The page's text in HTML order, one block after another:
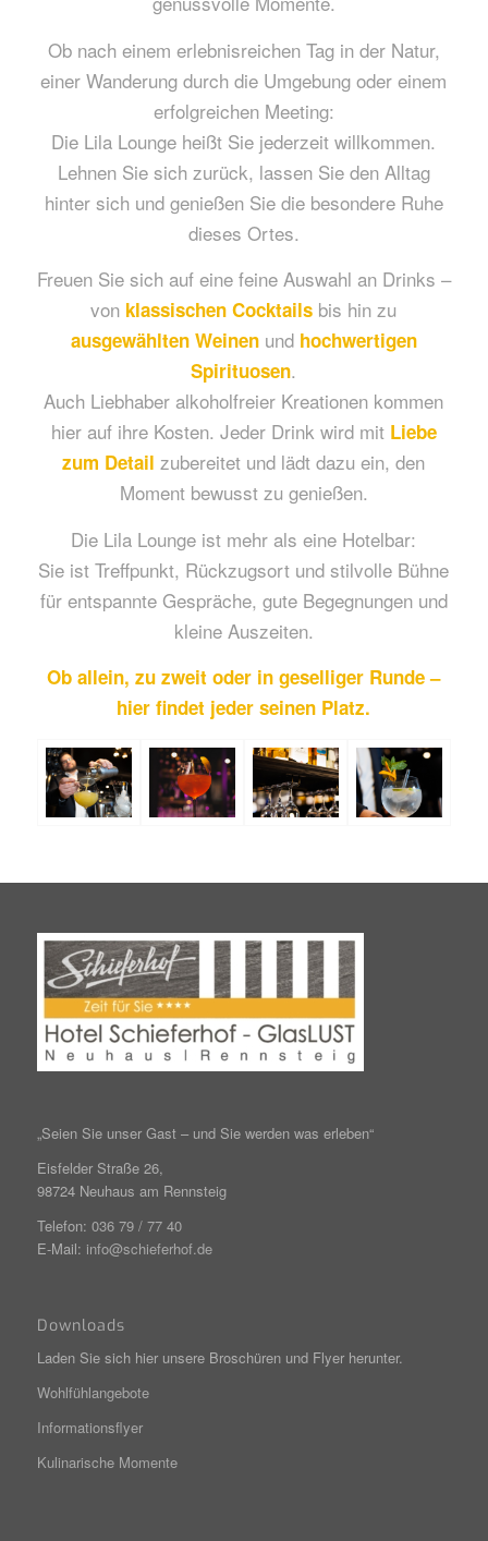
Ob nach einem erlebnisreichen Tag in der Natur,
einer Wanderung durch die Umgebung oder einem
erfolgreichen Meeting:
Die Lila Lounge heißt Sie jederzeit willkommen.
Lehnen Sie sich zurück, lassen Sie den Alltag
hinter sich und genießen Sie die besondere Ruhe
dieses Ortes.
Freuen Sie sich auf eine feine Auswahl an Drinks –
von klassischen Cocktails bis hin zu
ausgewählten Weinenundhochwertigen
Spirituosen.
Auch Liebhaber alkoholfreier Kreationen kommen
hier auf ihre Kosten. Jeder Drink wird mitLiebe
zum Detail zubereitet und lädt dazu ein, den
Moment bewusst zu genießen.
Die Lila Lounge ist mehr als eine Hotelbar:
Sie ist Treffpunkt, Rückzugsort und stilvolle Bühne
für entspannte Gespräche, gute Begegnungen und
kleine Auszeiten.
Ob allein, zu zweit oder in geselliger Runde –
hier findet jeder seinen Platz.
„Seien Sie unser Gast – und Sie werden was erleben“
Eisfelder Straße 26,
98724 Neuhaus am Rennsteig
Telefon: 036 79 / 77 40
E-Mail: info@schieferhof.de
Downloads
Laden Sie sich hier unsere Broschüren und Flyer herunter.
Wohlfühlangebote
Informationsflyer
Kulinarische Momente